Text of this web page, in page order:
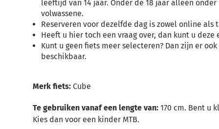
leeftijd van 14 jaar. Onder de 18 jaar alleen
volwassene.
Reserveren voor dezelfde dag is zowel online
Heeft u hier toch een vraag over, dan kunt u deze
Kunt u geen fiets meer selecteren? Dan zijn er
beschikbaar.
Merk fiets: Cube
Te gebruiken vanaf een lengte van:170 cm. Bent u
Kies dan voor een kinder MTB.